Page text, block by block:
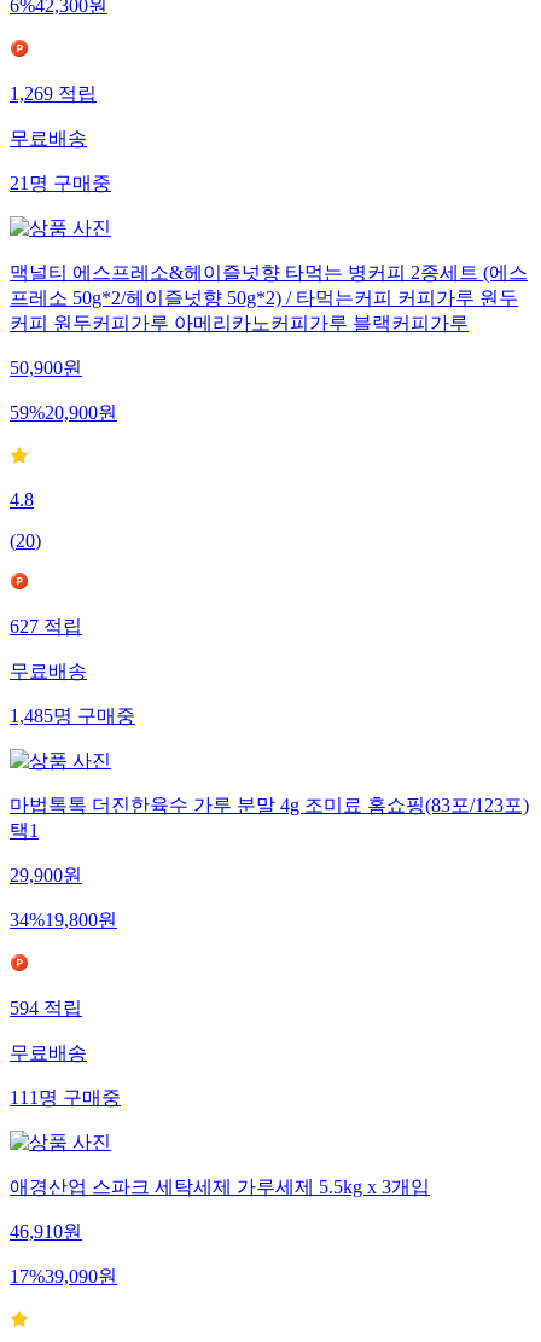
6%42,300원
1,269적립
무료배송
21명구매중
맥널티 에스프레소&헤이즐넛향 타먹는 병커피 2종세트 (에스
프레소 50g*2/헤이즐넛향 50g*2) / 타먹는커피 커피가루 원두
커피 원두커피가루 아메리카노커피가루 블랙커피가루
50,900원
59%20,900원
4.8
(20)
627적립
무료배송
1,485명구매중
마법톡톡 더진한육수 가루 분말 4g 조미료 홈쇼핑(83포/123포)
택1
29,900원
34%19,800원
594적립
무료배송
111명구매중
애경산업 스파크 세탁세제 가루세제 5.5kg x 3개입
46,910원
17%39,090원